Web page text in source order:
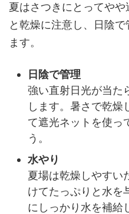
夏はさつきにとってや
と乾燥に注意し、日陰
ます。
日陰で管理
強い直射日光が当た
します。暑さで乾燥
て遮光ネットを使っ
う。
水やり
夏場は乾燥しやすい
けてたっぷりと水を
にしっかり水を補給